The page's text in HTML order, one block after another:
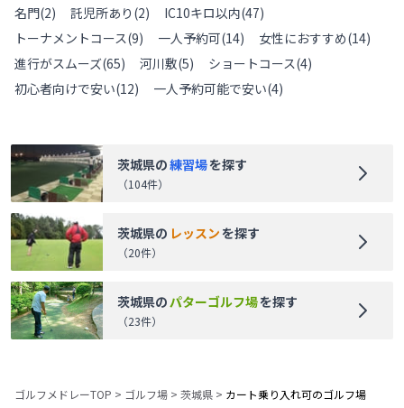
名門(2) 託児所あり (2) IC10キロ以内(47)
トーナメントコース(9) 一人予約可(14) 女性におすすめ(14)
進行がスムーズ(65) 河川敷(5) ショートコース(4)
初心者向けで安い(12) 一人予約可能で安い(4)
茨城県の練習場を探す
（104件）
茨城県の レッスンを探す
（20件）
茨城県の パターゴルフ場を探す
（23件）
ゴルフメドレーTOP > ゴルフ場 > 茨城県 > カート乗り入れ可のゴルフ場